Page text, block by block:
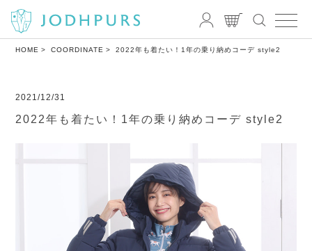
HOME COORDINATE 2022年も着たい！1年の乗り納めコーデ style2
2021/12/31
2022年も着たい！1年の乗り納めコーデ style2